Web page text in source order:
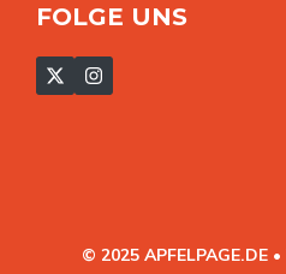
FOLGE UNS
© 2025 APFELPAGE.DE